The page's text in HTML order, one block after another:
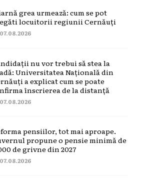
grea urmează: cum se pot
locuitorii regiunii Cernăuți
07.08.2026
nu vor trebui să stea la
Universitatea Națională din
a explicat cum se poate
înscrierea de la distanță
07.08.2026
pensiilor, tot mai aproape.
propune o pensie minimă de
de grivne din 2027
07.08.2026